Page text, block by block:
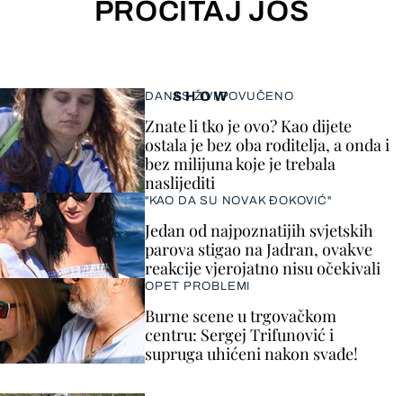
PROČITAJ JOŠ
SHOW
DANAS ŽIVI POVUČENO
Znate li tko je ovo? Kao dijete
ostala je bez oba roditelja, a onda i
bez milijuna koje je trebala
naslijediti
"KAO DA SU NOVAK ĐOKOVIĆ"
Jedan od najpoznatijih svjetskih
parova stigao na Jadran, ovakve
reakcije vjerojatno nisu očekivali
OPET PROBLEMI
Burne scene u trgovačkom
centru: Sergej Trifunović i
supruga uhićeni nakon svađe!